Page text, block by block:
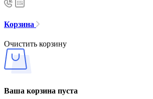
Корзина
Очистить корзину
Ваша корзина пуста